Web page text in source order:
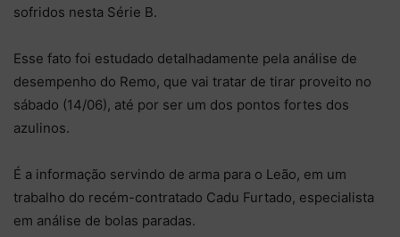
sofridos nesta Série B.
Esse fato foi estudado detalhadamente pela análise de
desempenho do Remo, que vai tratar de tirar proveito no
sábado (14/06), até por ser um dos pontos fortes dos
azulinos.
É a informação servindo de arma para o Leão, em um
trabalho do recém-contratado Cadu Furtado, especialista
em análise de bolas paradas.